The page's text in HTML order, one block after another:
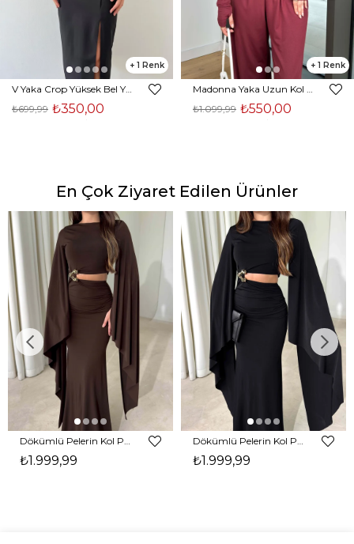
1
V Yaka Crop Yüksek Bel Yırtmaçlı Midi Etek Duarte Kadın Siyah İkili Takım 23Y000561
₺350,00
₺699,99
1
Madonna Yaka Uzun Kol Bluz Yüksek Bel Bol Paça Pantolon Börd Bordo Kadın Takım 25Y140
₺550,00
₺1.099,99
En Çok Ziyaret Edilen Ürünler
Dökümlü Pelerin Kol Pencere Detaylı Maxi Kahverengi Arlev Kadın Elbise 26Y511
₺1.999,99
Dökümlü Pelerin Kol Pencere Detaylı Maxi Siyah Arlev Kadın Elbise 26Y511
₺1.999,99